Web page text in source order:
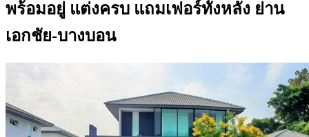
พร้อมอยู่ แต่งครบ แถมเฟอร์ทั้งหลัง ย่าน
เอกชัย-บางบอน